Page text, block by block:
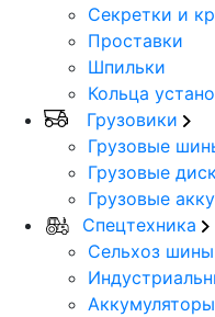
Секретки и
Проставки
Шпильки
Кольца
Грузовики
Грузовые
Грузовые
Грузовые
Спецтехника
Сельхоз шины